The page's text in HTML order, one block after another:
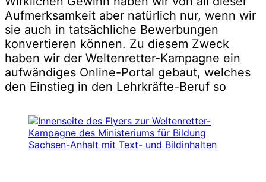
Aufmerksamkeit aber natürlich nur, wenn wir
sie auch in tatsächliche Bewerbungen
konvertieren können. Zu diesem Zweck
haben wir der Weltenretter-Kampagne ein
aufwändiges Online-Portal gebaut, welches
den Einstieg in den Lehrkräfte-Beruf so